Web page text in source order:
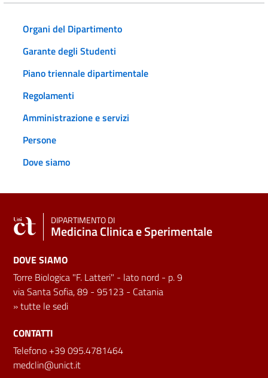
Organi del Dipartimento
Garante degli Studenti
Piano triennale dipartimentale
Regolamenti
Amministrazione e servizi
Persone
Dove siamo
DIPARTIMENTO DI
Medicina Clinica e Sperimentale
DOVE SIAMO
Torre Biologica "F. Latteri" - lato nord - p. 9
via Santa Sofia, 89 - 95123 - Catania
»tutte le sedi
CONTATTI
Telefono +39 095.4781464
medclin@unict.it